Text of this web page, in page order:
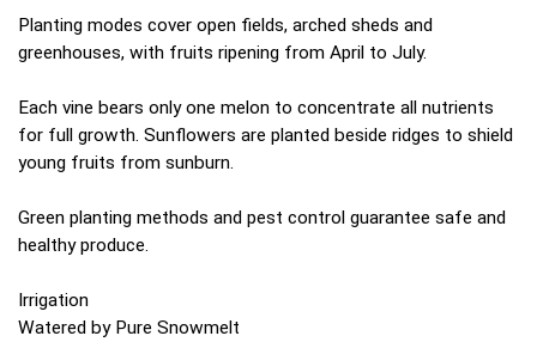
Planting modes cover open fields, arched sheds and
greenhouses, with fruits ripening from April to July.
Each vine bears only one melon to concentrate all nutrients
for full growth. Sunflowers are planted beside ridges to shield
young fruits from sunburn.
Green planting methods and pest control guarantee safe and
healthy produce.
Irrigation
Watered by Pure Snowmelt